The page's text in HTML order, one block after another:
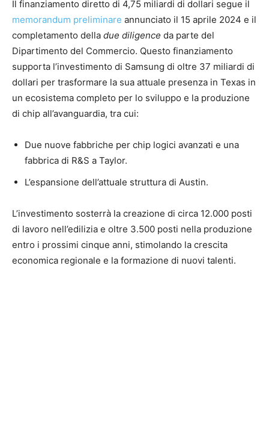
Il finanziamento diretto di 4,75 miliardi di dollari segue il
memorandum preliminare annunciato il 15 aprile 2024 e il
completamento della due diligence da parte del
Dipartimento del Commercio. Questo finanziamento
supporta l’investimento di Samsung di oltre 37 miliardi di
dollari per trasformare la sua attuale presenza in Texas in
un ecosistema completo per lo sviluppo e la produzione
di chip all’avanguardia, tra cui:
Due nuove fabbriche per chip logici avanzati e una
fabbrica di R&S a Taylor.
L’espansione dell’attuale struttura di Austin.
L’investimento sosterrà la creazione di circa 12.000 posti
di lavoro nell’edilizia e oltre 3.500 posti nella produzione
entro i prossimi cinque anni, stimolando la crescita
economica regionale e la formazione di nuovi talenti.